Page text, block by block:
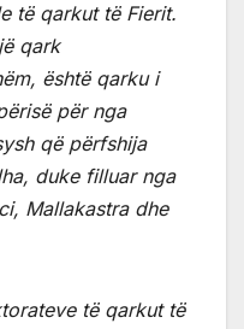
të qarkut të Fierit.
qark
është qarku i
për nga
që përfshija
duke filluar nga
Mallakastra dhe
të qarkut të